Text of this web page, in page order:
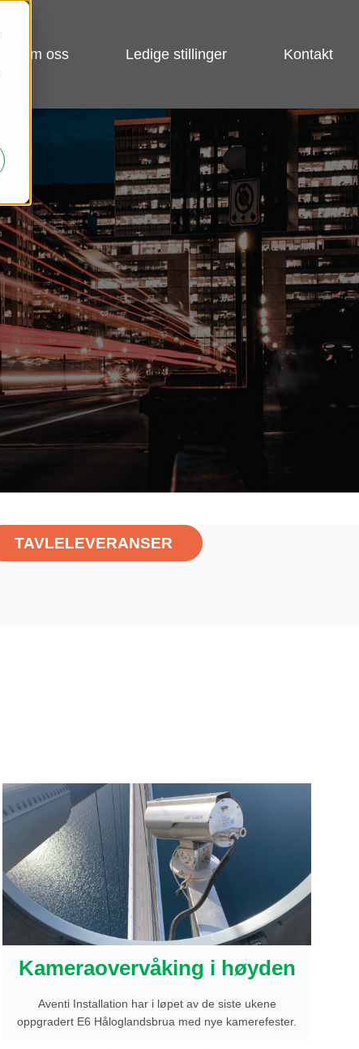
om oss ledige stillinger kontakt
TAVLELEVERANSER
Kameraovervåking i høyden
Aventi Installation har i løpet av de siste ukene
oppgradert E6 Håloglandsbrua med nye kamerefester.